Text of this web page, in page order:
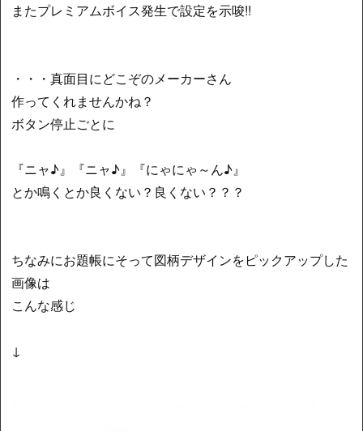
またプレミアムボイス発生で設定を示唆!!
・・・真面目にどこぞのメーカーさん
作ってくれませんかね？
ボタン停止ごとに
『ニャ♪』『ニャ♪』『にゃにゃ～ん♪』
とか鳴くとか良くない？良くない？？？
ちなみにお題帳にそって図柄デザインをピックアップした
画像は
こんな感じ
↓